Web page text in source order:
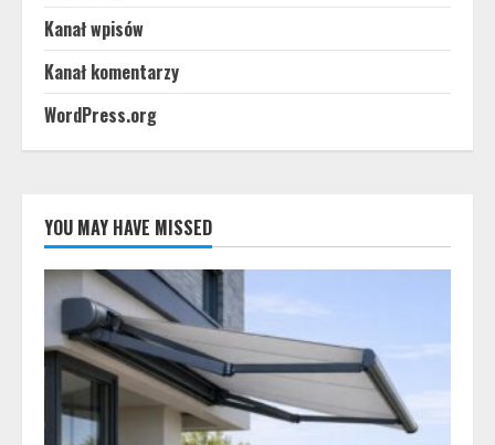
Kanał wpisów
Kanał komentarzy
WordPress.org
YOU MAY HAVE MISSED